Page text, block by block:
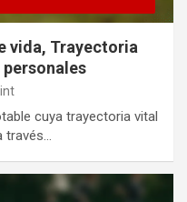
vida, Trayectoria
cuya trayectoria vital
través…